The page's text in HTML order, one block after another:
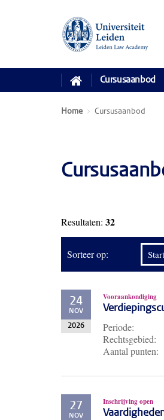
Cursusaanbod
Home Cursusaanbod
Resultaten: 32
Sorteer op:
24
NOV
2026
Vooraankondiging
Periode:
Rechtsgebied:
Aantal punten:
27
NOV
Inschrijving open